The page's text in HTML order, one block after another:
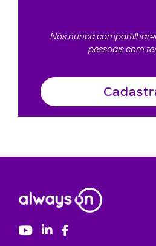
Nós nunca
pessoais com